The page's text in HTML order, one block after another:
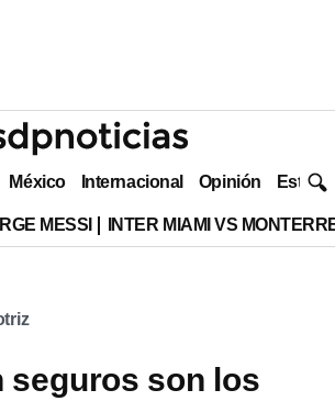
México Internacional Opinión Estilo
MESSI INTER MIAMI VS
seguros son los